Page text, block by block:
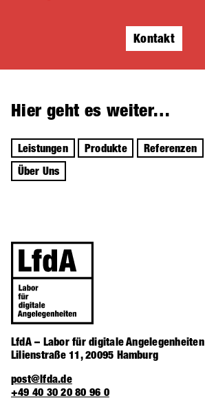
Kontakt
Hier geht es weiter…
Leistungen Produkte Referenzen
Über Uns
LfdA – Labor für digitale Angelegenheiten
Lilienstraße 11, 20095 Hamburg
post@lfda.de
+49 40 30 20 80 96 0